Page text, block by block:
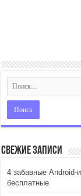
Свежие записи
4 забавные Android-
бесплатные